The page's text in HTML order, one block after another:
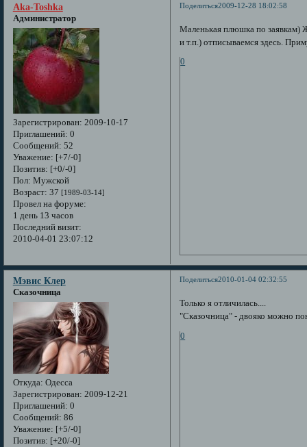
Поделиться2009-12-28 18:02:58
Aka-Toshka
Администратор
Зарегистрирован: 2009-10-17
Приглашений: 0
Сообщений: 52
Уважение: [+7/-0]
Позитив: [+0/-0]
Пол: Мужской
Возраст: 37 [1989-03-14]
Провел на форуме:
1 день 13 часов
Последний визит:
2010-04-01 23:07:12
Маленькая плюшка по заявкам)
и т.п.) отписываемся здесь.
0
Поделиться2010-01-04 02:32:55
Мэвис Клер
Сказочница
Откуда: Одесса
Зарегистрирован: 2009-12-21
Приглашений: 0
Сообщений: 86
Уважение: [+5/-0]
Позитив: [+20/-0]
Только я отличилась....
"Сказочница" - двояко можно
0